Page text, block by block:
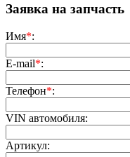
Заявка на запчасть
Имя*:
E-mail*:
Телефон*:
VIN автомобиля:
Артикул: